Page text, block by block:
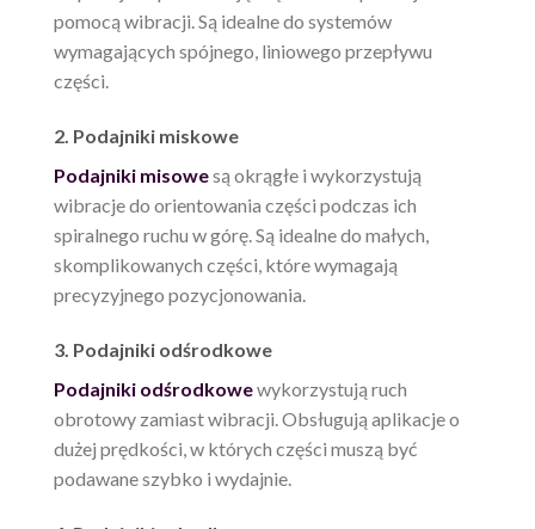
pomocą wibracji. Są idealne do systemów
wymagających spójnego, liniowego przepływu
części.
2. Podajniki miskowe
Podajniki misowesą okrągłe i wykorzystują
wibracje do orientowania części podczas ich
spiralnego ruchu w górę. Są idealne do małych,
skomplikowanych części, które wymagają
precyzyjnego pozycjonowania.
3. Podajniki odśrodkowe
Podajniki odśrodkowewykorzystują ruch
obrotowy zamiast wibracji. Obsługują aplikacje o
dużej prędkości, w których części muszą być
podawane szybko i wydajnie.